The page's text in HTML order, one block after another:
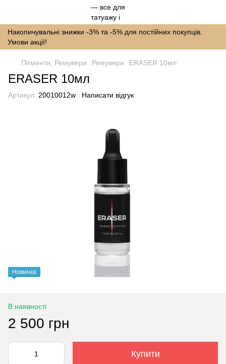
Накопичувальні знижки -3% та -5% для постійних покупців.
Умови акції!
Пігменти, Ремувери Ремувери ERASER 10мл
ERASER 10мл
Артикул: 20010012w Написати відгук
Новинка
В наявності
2 500 грн
Купити